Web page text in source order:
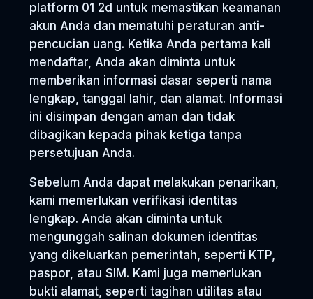
platform 01 2d untuk memastikan keamanan
akun Anda dan mematuhi peraturan anti-
pencucian uang. Ketika Anda pertama kali
mendaftar, Anda akan diminta untuk
memberikan informasi dasar seperti nama
lengkap, tanggal lahir, dan alamat. Informasi
ini disimpan dengan aman dan tidak
dibagikan kepada pihak ketiga tanpa
persetujuan Anda.
Sebelum Anda dapat melakukan penarikan,
kami memerlukan verifikasi identitas
lengkap. Anda akan diminta untuk
mengunggah salinan dokumen identitas
yang dikeluarkan pemerintah, seperti KTP,
paspor, atau SIM. Kami juga memerlukan
bukti alamat, seperti tagihan utilitas atau